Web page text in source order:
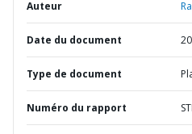
Auteur
Date du document
Type de document
Numéro du rapport